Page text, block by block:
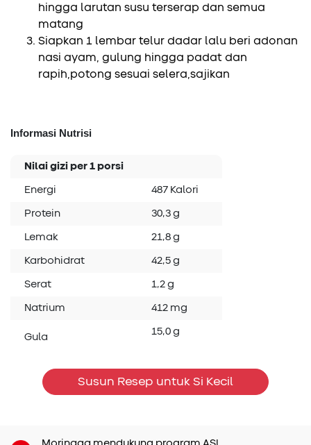
hingga larutan susu terserap dan semua
matang
Siapkan 1 lembar telur dadar lalu beri adonan
nasi ayam, gulung hingga padat dan
rapih,potong sesuai selera,sajikan
Informasi Nutrisi
Nilai gizi per 1 porsi
Energi
487 Kalori
Protein
30,3 g
Lemak
21,8 g
Karbohidrat
42,5 g
Serat
1,2 g
Natrium
412 mg
Gula 15,0 g
Susun Resep untuk Si Kecil